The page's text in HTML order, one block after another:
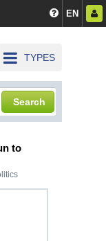
EN
TYPES
Search
to